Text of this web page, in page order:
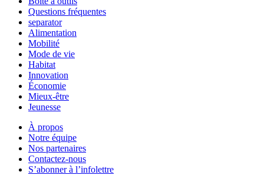
Questions fréquentes
separator
Alimentation
Mobilité
Mode de vie
Habitat
Innovation
Économie
Mieux-être
Jeunesse
À propos
Notre équipe
Nos partenaires
Contactez-nous
S’abonner à l’infolettre